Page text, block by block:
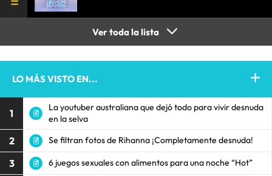
Ver toda la lista
LO MÁS VISTO EN...
1
La youtuber australiana que dejó todo para vivir desnuda
en la selva
2 Se filtran fotos de Rihanna ¡Completamente desnuda!
3 6 juegos sexuales con alimentos para una noche “Hot”